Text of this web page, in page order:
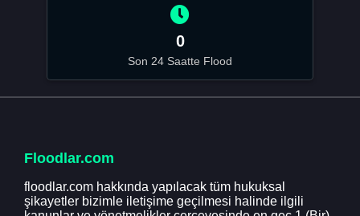
0
Son 24 Saatte Flood
Floodlar.com
floodlar.com hakkında yapılacak tüm hukuksal
şikayetler bizimle iletişime geçilmesi halinde ilgili